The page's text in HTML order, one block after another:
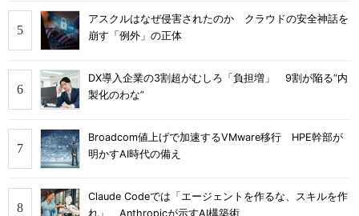
アスクルはなぜ侵害されたのか クラウドの安全神話を
崩す「例外」の正体
DX導入企業の3割超がむしろ「負担増」 9割が陥る“内
製化のわな”
Broadcom値上げで加速するVMware移行 HPE幹部が
明かすAI時代の備え
Claude Codeでは「エージェントを作るな、スキルを作
れ」 Anthropicが示すAI構築術